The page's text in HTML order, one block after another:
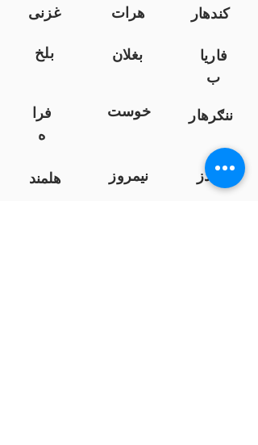
غزنی هرات
کندهار
بلخ
بغلان
فاریا
ب
فرا
ه
خوست ننګرهار
هلمند نیمروز
کندز